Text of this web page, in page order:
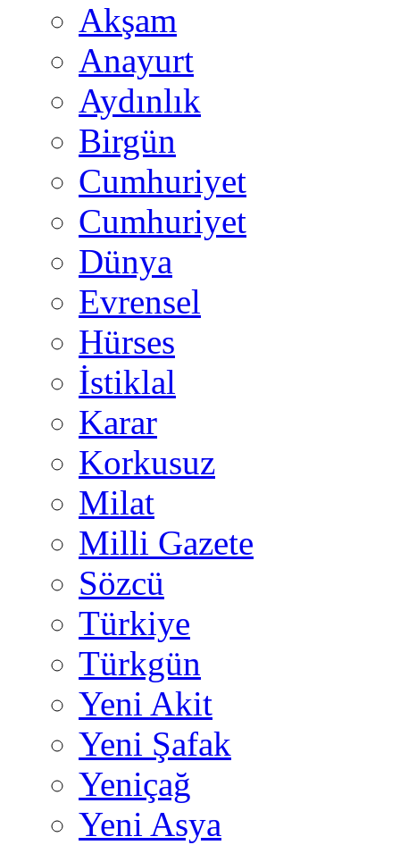
Akşam
Anayurt
Aydınlık
Birgün
Cumhuriyet
Cumhuriyet
Dünya
Evrensel
Hürses
İstiklal
Karar
Korkusuz
Milat
Milli Gazete
Sözcü
Türkiye
Türkgün
Yeni Akit
Yeni Şafak
Yeniçağ
Yeni Asya